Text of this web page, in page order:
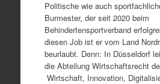
Politische wie auch
Burmester, der seit 2020 beim
Behindertensportverband
diesen Job ist er vom Land
beurlaubt. Denn: In Düsseldorf
die Abteilung Wirtschaftsrecht
Wirtschaft, Innovation,